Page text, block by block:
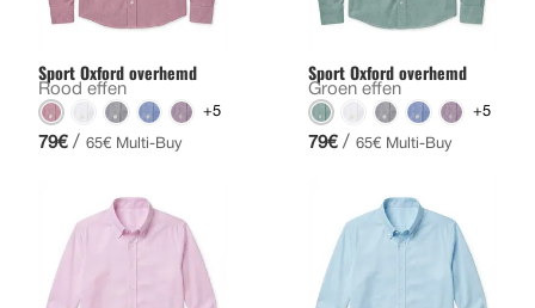
Sport Oxford overhemd
Rood effen
+5
79€ / 65€ Multi-Buy
Sport Oxford overhemd
Groen effen
+5
79€ / 65€ Multi-Buy